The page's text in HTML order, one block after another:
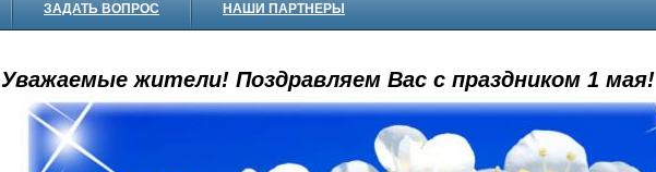
ЗАДАТЬ ВОПРОС НАШИ ПАРТНЕРЫ
Уважаемые жители! Поздравляем Вас с праздником 1 мая!